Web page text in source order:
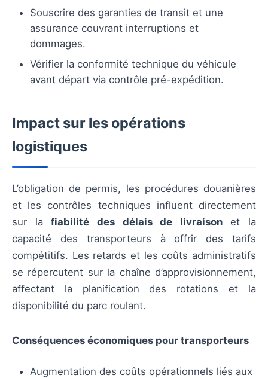
Souscrire des garanties de transit et une
assurance couvrant interruptions et
dommages.
Vérifier la conformité technique du véhicule
avant départ via contrôle pré-expédition.
Impact sur les opérations
logistiques
L’obligation de permis, les procédures douanières
et les contrôles techniques influent directement
sur lafiabilité des délais de livraisonet la
capacité des transporteurs à offrir des tarifs
compétitifs. Les retards et les coûts administratifs
se répercutent sur la chaîne d’approvisionnement,
affectant la planification des rotations et la
disponibilité du parc roulant.
Conséquences économiques pour transporteurs
Augmentation des coûts opérationnels liés aux